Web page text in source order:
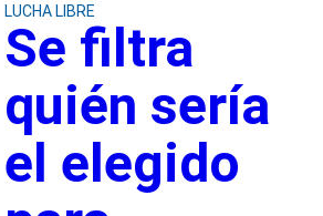
LUCHA LIBRE
Se filtra
quién sería
el elegido